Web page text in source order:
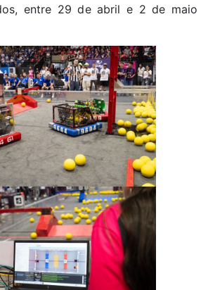
entre 29 de abril e 2 de maio